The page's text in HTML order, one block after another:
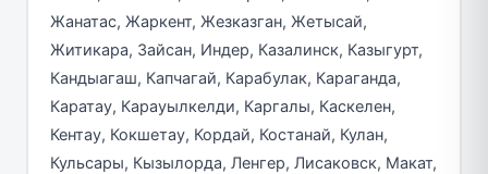
Жанатас, Жаркент, Жезказган, Жетысай,
Житикара, Зайсан, Индер, Казалинск, Казыгурт,
Кандыагаш, Капчагай, Карабулак, Караганда,
Каратау, Карауылкелди, Каргалы, Каскелен,
Кентау, Кокшетау, Кордай, Костанай, Кулан,
Кульсары, Кызылорда, Ленгер, Лисаковск, Макат,